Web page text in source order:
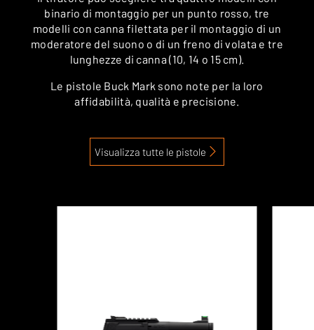
binario di montaggio per un punto rosso, tre
modelli con canna filettata per il montaggio di un
moderatore del suono o di un freno di volata e tre
lunghezze di canna (10, 14 o 15 cm).
Le pistole Buck Mark sono note per la loro
affidabilità, qualità e precisione.
Visualizza tutte le pistole